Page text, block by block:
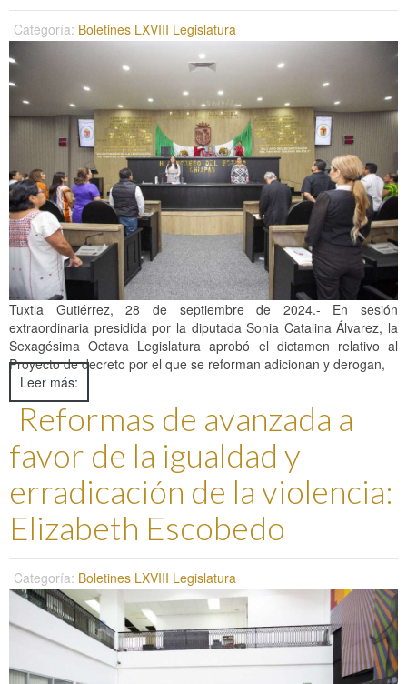
Categoría: Boletines LXVIII Legislatura
Tuxtla Gutiérrez, 28 de septiembre de 2024.- En sesión
extraordinaria presidida por la diputada Sonia Catalina Álvarez, la
Sexagésima Octava Legislatura aprobó el dictamen relativo al
Proyecto de decreto por el que se reforman adicionan y derogan,
Leer más:
Reformas de avanzada a
favor de la igualdad y
erradicación de la violencia:
Elizabeth Escobedo
Categoría: Boletines LXVIII Legislatura